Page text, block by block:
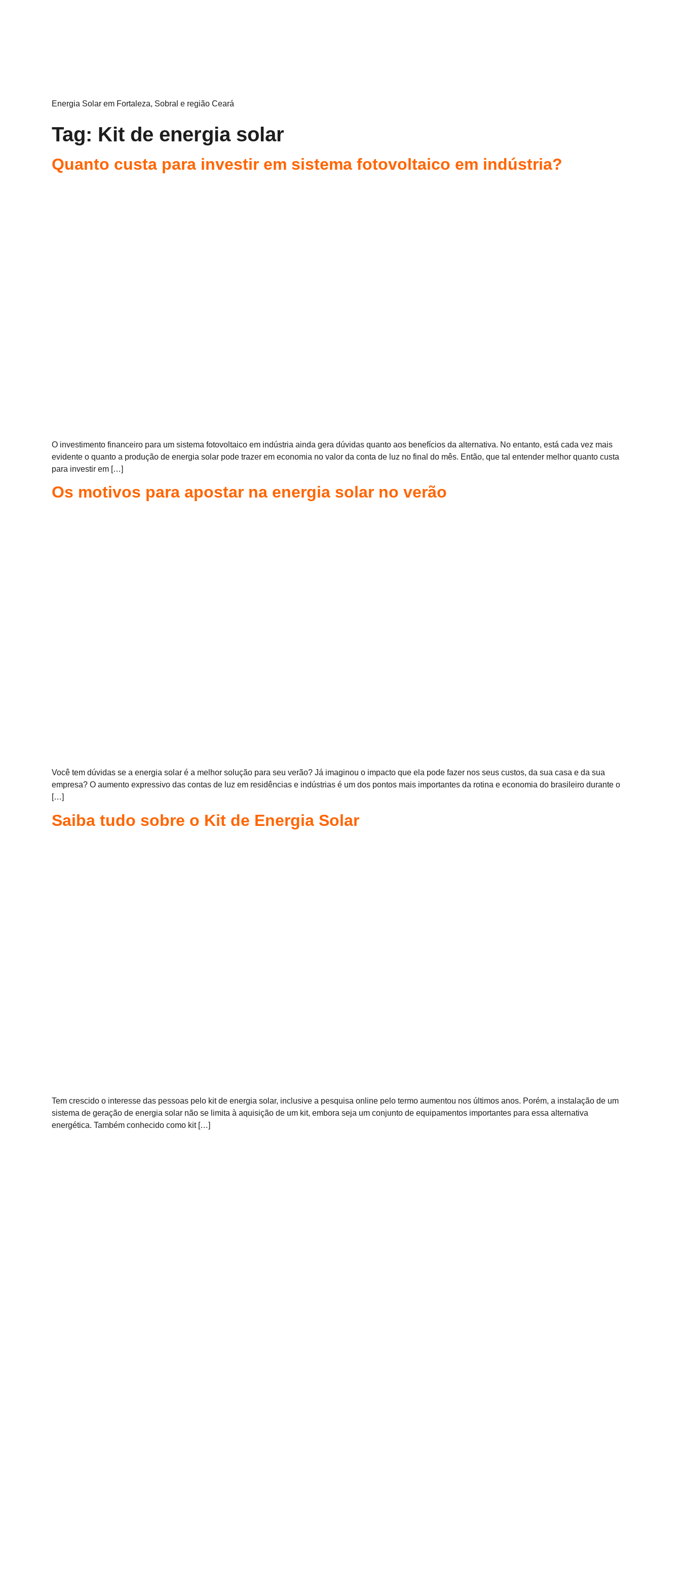
Energia Solar em Fortaleza, Sobral e região Ceará
Tag: Kit de energia solar
Quanto custa para investir em sistema fotovoltaico em indústria?
O investimento financeiro para um sistema fotovoltaico em indústria ainda gera dúvidas quanto aos benefícios da alternativa. No entanto, está cada vez mais
evidente o quanto a produção de energia solar pode trazer em economia no valor da conta de luz no final do mês. Então, que tal entender melhor quanto custa
para investir em […]
Os motivos para apostar na energia solar no verão
Você tem dúvidas se a energia solar é a melhor solução para seu verão? Já imaginou o impacto que ela pode fazer nos seus custos, da sua casa e da sua
empresa? O aumento expressivo das contas de luz em residências e indústrias é um dos pontos mais importantes da rotina e economia do brasileiro durante o
[…]
Saiba tudo sobre o Kit de Energia Solar
Tem crescido o interesse das pessoas pelo kit de energia solar, inclusive a pesquisa online pelo termo aumentou nos últimos anos. Porém, a instalação de um
sistema de geração de energia solar não se limita à aquisição de um kit, embora seja um conjunto de equipamentos importantes para essa alternativa
energética. Também conhecido como kit […]